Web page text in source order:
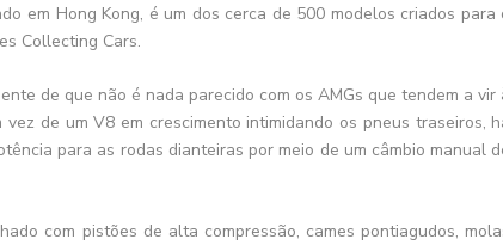
em Hong Kong, é um dos cerca de 500 modelos criados para
Collecting Cars.
de que não é nada parecido com os AMGs que tendem a vir
de um V8 em crescimento intimidando os pneus traseiros,
para as rodas dianteiras por meio de um câmbio manual
com pistões de alta compressão, cames pontiagudos,